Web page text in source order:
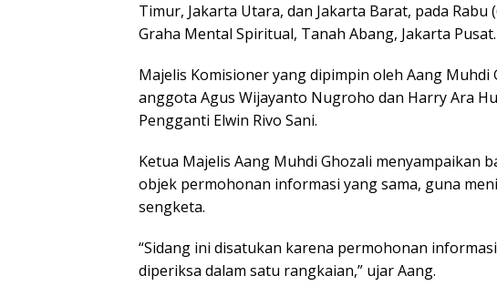
Timur, Jakarta Utara, dan Jakarta Barat, pada
Graha Mental Spiritual, Tanah Abang, Jakarta Pusat.
Majelis Komisioner yang dipimpin oleh Aang Muhdi
anggota Agus Wijayanto Nugroho dan Harry Ara
Pengganti Elwin Rivo Sani.
Ketua Majelis Aang Muhdi Ghozali menyampaikan
objek permohonan informasi yang sama, guna
sengketa.
“Sidang ini disatukan karena permohonan
diperiksa dalam satu rangkaian,” ujar Aang.